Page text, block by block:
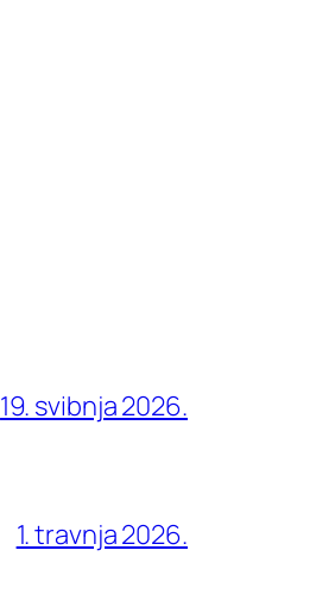
19. svibnja 2026.
1. travnja 2026.